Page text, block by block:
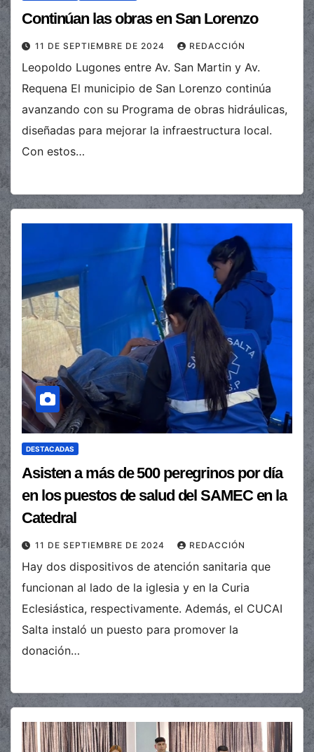
Continúan las obras en San Lorenzo
11 DE SEPTIEMBRE DE 2024 REDACCIÓN
Leopoldo Lugones entre Av. San Martin y Av.
Requena El municipio de San Lorenzo continúa
avanzando con su Programa de obras hidráulicas,
diseñadas para mejorar la infraestructura local.
Con estos…
DESTACADAS
Asisten a más de 500 peregrinos por día
en los puestos de salud del SAMEC en la
Catedral
11 DE SEPTIEMBRE DE 2024 REDACCIÓN
Hay dos dispositivos de atención sanitaria que
funcionan al lado de la iglesia y en la Curia
Eclesiástica, respectivamente. Además, el CUCAI
Salta instaló un puesto para promover la
donación…